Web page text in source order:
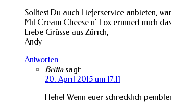
Solltest Du auch Lieferservice anbieten,
Mit Cream Cheese n‘ Lox erinnert mich
Liebe Grüsse aus Zürich,
Andy
Antworten
Britta sagt:
20. April 2015 um 17:11
Hehe! Wenn euer schrecklich